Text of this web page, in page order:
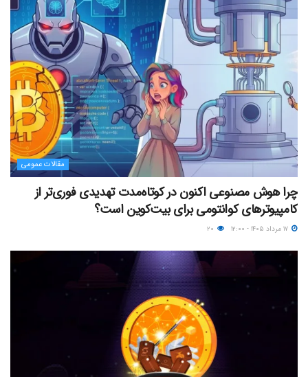
مقالات عمومی
چرا هوش مصنوعی اکنون در کوتاه‌مدت تهدیدی فوری‌تر از
کامپیوترهای کوانتومی برای بیت‌کوین است؟